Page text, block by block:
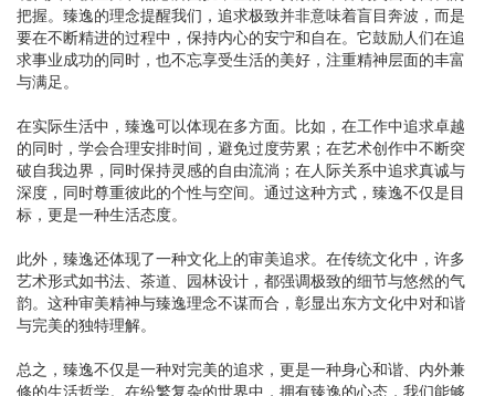
把握。臻逸的理念提醒我们，追求极致并非意味着盲目奔波，而是
要在不断精进的过程中，保持内心的安宁和自在。它鼓励人们在追
求事业成功的同时，也不忘享受生活的美好，注重精神层面的丰富
与满足。
在实际生活中，臻逸可以体现在多方面。比如，在工作中追求卓越
的同时，学会合理安排时间，避免过度劳累；在艺术创作中不断突
破自我边界，同时保持灵感的自由流淌；在人际关系中追求真诚与
深度，同时尊重彼此的个性与空间。通过这种方式，臻逸不仅是目
标，更是一种生活态度。
此外，臻逸还体现了一种文化上的审美追求。在传统文化中，许多
艺术形式如书法、茶道、园林设计，都强调极致的细节与悠然的气
韵。这种审美精神与臻逸理念不谋而合，彰显出东方文化中对和谐
与完美的独特理解。
总之，臻逸不仅是一种对完美的追求，更是一种身心和谐、内外兼
修的生活哲学。在纷繁复杂的世界中，拥有臻逸的心态，我们能够